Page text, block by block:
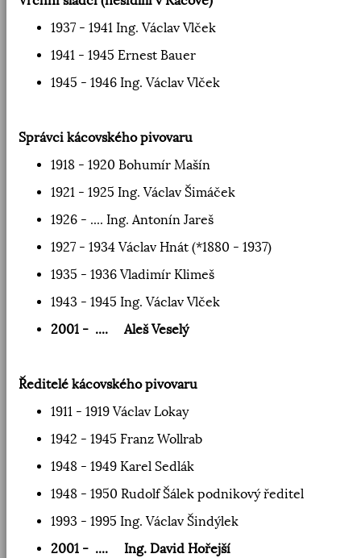
1937 - 1941 Ing. Václav Vlček
1941 - 1945 Ernest Bauer
1945 - 1946 Ing. Václav Vlček
Správci kácovského pivovaru
1918 - 1920 Bohumír Mašín
1921 - 1925 Ing. Václav Šimáček
1926 - .... Ing. Antonín Jareš
1927 - 1934 Václav Hnát (*1880 - 1937)
1935 - 1936 Vladimír Klimeš
1943 - 1945 Ing. Václav Vlček
2001 - .... Aleš Veselý
Ředitelé kácovského pivovaru
1911 - 1919 Václav Lokay
1942 - 1945 Franz Wollrab
1948 - 1949 Karel Sedlák
1948 - 1950 Rudolf Šálek podnikový ředitel
1993 - 1995 Ing. Václav Šindýlek
2001 - .... Ing. David Hořejší